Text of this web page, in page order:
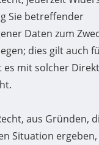
Sie betreffender
Daten zum
dies gilt auch
es mit solcher
aus Gründen,
Situation ergeben,